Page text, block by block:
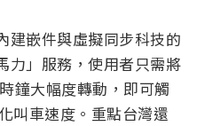
建嵌件與虛擬同步科技的
」服務，使用者只需將
鐘大幅度轉動，即可觸
叫車速度。重點台灣還